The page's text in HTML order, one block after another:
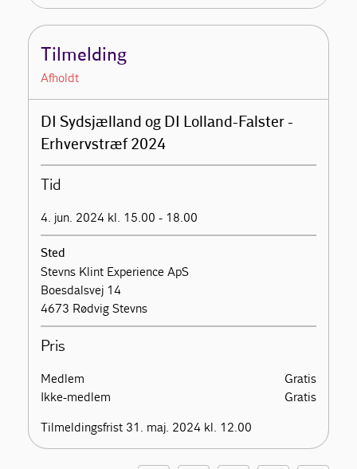
Tilmelding
Afholdt
DI Sydsjælland og DI Lolland-Falster -
Erhvervstræf 2024
Tid
4. jun. 2024 kl. 15.00 - 18.00
Sted
Stevns Klint Experience ApS
Boesdalsvej 14
4673 Rødvig Stevns
Pris
Medlem
Gratis
Ikke-medlem
Gratis
Tilmeldingsfrist 31. maj. 2024 kl. 12.00